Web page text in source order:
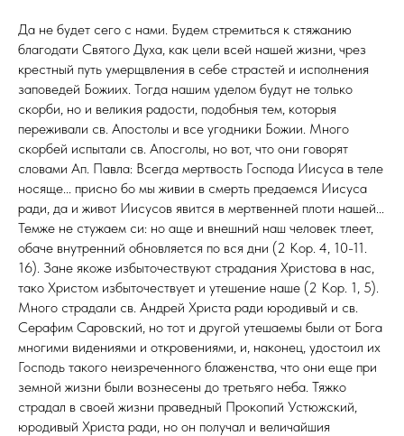
Да не будет сего с нами. Будем стремиться к стяжанию
благодати Святого Духа, как цели всей нашей жизни, чрез
крестный путь умерщвления в себе страстей и исполнения
заповедей Божиих. Тогда нашим уделом будут не только
скорби, но и великия радости, подобныя тем, которыя
переживали св. Апостолы и все угодники Божии. Много
скорбей испытали св. Апосголы, но вот, что они говорят
словами Ап. Павла: Всегда мертвость Господа Иисуса в теле
носяще... присно бо мы живии в смерть предаемся Иисуса
ради, да и живот Иисусов явится в мертвенней плоти нашей...
Темже не стужаем си: но аще и внешний наш человек тлеет,
обаче внутренний обновляется по вся дни (2 Кор. 4, 10-11.
16). Зане якоже избыточествуют страдания Христова в нас,
тако Христом избыточествует и утешение наше (2 Кор. 1, 5).
Много страдали св. Андрей Христа ради юродивый и св.
Серафим Саровский, но тот и другой утешаемы были от Бога
многими видениями и откровениями, и, наконец, удостоил их
Господь такого неизреченного блаженства, что они еще при
земной жизни были вознесены до третьяго неба. Тяжко
страдал в своей жизни праведный Прокопий Устюжский,
юродивый Христа ради, но он получал и величайшия